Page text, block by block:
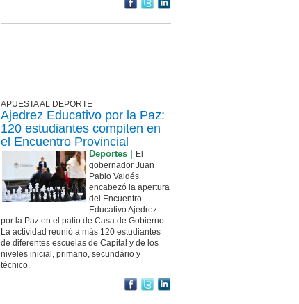
APUESTA AL DEPORTE
Ajedrez Educativo por la Paz:
120 estudiantes compiten en
el Encuentro Provincial
Deportes |
El
gobernador Juan
Pablo Valdés
encabezó la apertura
del Encuentro
Educativo Ajedrez
por la Paz en el patio de Casa de Gobierno.
La actividad reunió a más 120 estudiantes
de diferentes escuelas de Capital y de los
niveles inicial, primario, secundario y
técnico.